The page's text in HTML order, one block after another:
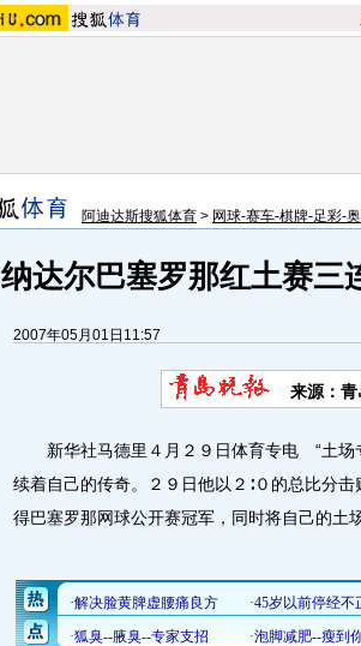
阿迪达斯搜狐体育 > 网球-赛车-棋牌-足彩-
纳达尔巴塞罗那红土赛三
2007年05月01日11:57
来源：
新华社马德里４月２９日体育专电 “土场
续着自己的传奇。２９日他以２∶０的总比分
得巴塞罗那网球公开赛冠军，同时将自己的土